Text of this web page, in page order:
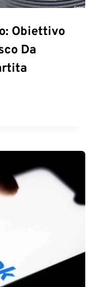
Obiettivo
Da